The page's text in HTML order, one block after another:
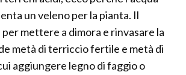
un veleno per la pianta. Il
mettere a dimora e rinvasare la
metà di terriccio fertile e metà di
aggiungere legno di faggio o